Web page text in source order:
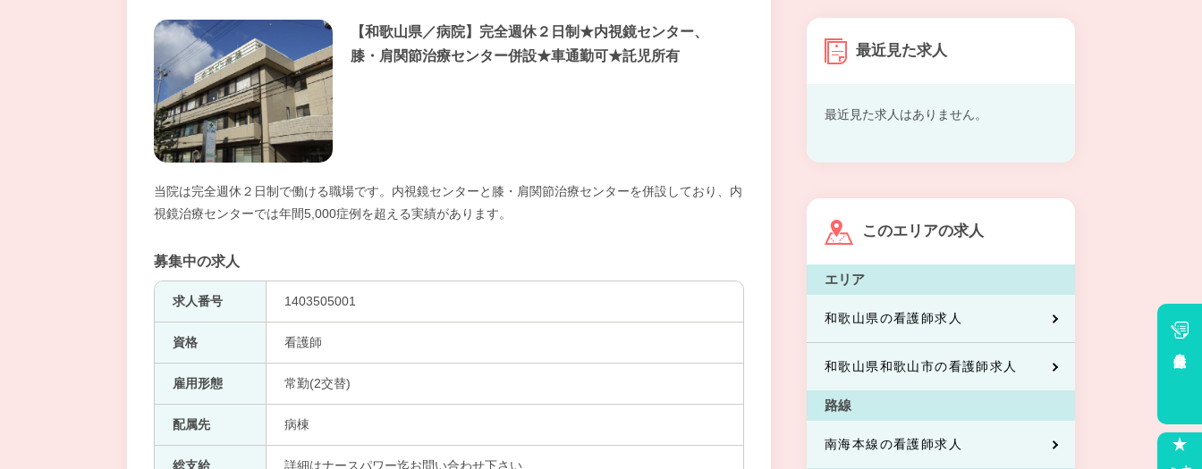
【和歌山県／病院】完全週休２日制★内視鏡センター、
膝・肩関節治療センター併設★車通勤可★託児所有
当院は完全週休２日制で働ける職場です。内視鏡センターと膝・肩関節治療センターを併設しており、内
視鏡治療センターでは年間5,000症例を超える実績があります。
募集中の求人
求人番号 1403505001
資格 看護師
雇用形態 常勤(2交替)
配属先 病棟
総支給 詳細はナースパワー迄お問い合わせ下さい
最近見た求人
最近見た求人はありません。
このエリアの求人
エリア
和歌山県の看護師求人
和歌山県和歌山市の看護師求人
路線
南海本線の看護師求人